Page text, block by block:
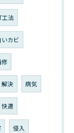
工法
いカビ
修
解決 病気
快適
侵入